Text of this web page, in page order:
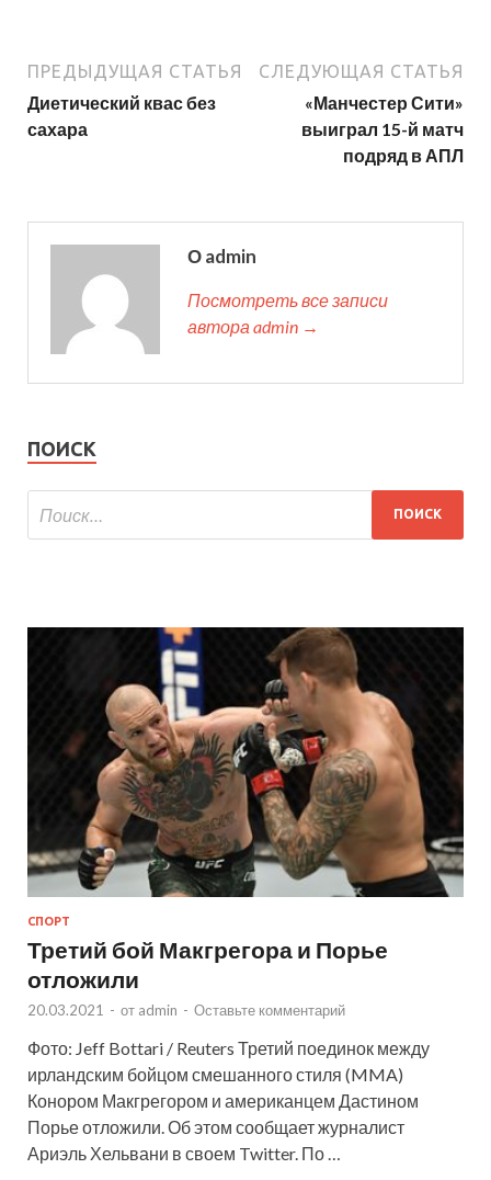
ПРЕДЫДУЩАЯ СТАТЬЯ
Диетический квас без
сахара
СЛЕДУЮЩАЯ СТАТЬЯ
«Манчестер Сити»
выиграл 15-й матч
подряд в АПЛ
О admin
Посмотреть все записи
автора admin →
ПОИСК
СПОРТ
Третий бой Макгрегора и Порье
отложили
20.03.2021 - от admin - Оставьте комментарий
Фото: Jeff Bottari / Reuters Третий поединок между
ирландским бойцом смешанного стиля (MMA)
Конором Макгрегором и американцем Дастином
Порье отложили. Об этом сообщает журналист
Ариэль Хельвани в своем Twitter. По …